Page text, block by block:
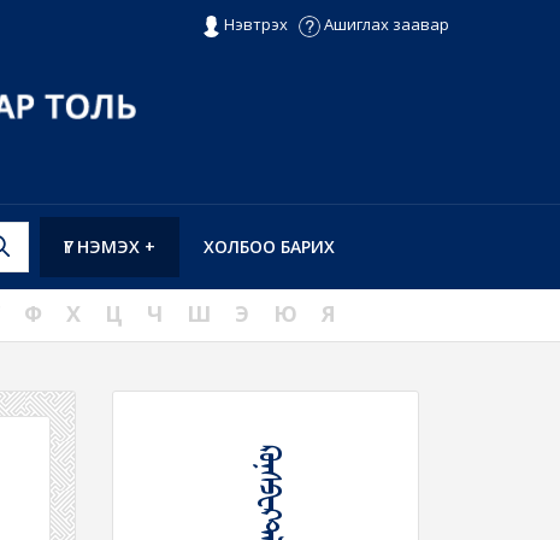
Нэвтрэх Ашиглах заавар
ХОЛБОО БАРИХ
ҮГ НЭМЭХ +
Ф Х Ц Ч Ш Э Ю Я
ᠺᠣᠨ᠋ᠰᠫᠧᠺᠲ᠋ᠯᠠᠬᠤ